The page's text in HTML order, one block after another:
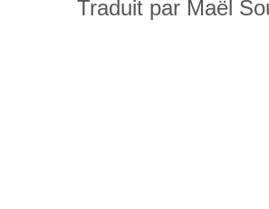
Traduit par Maël